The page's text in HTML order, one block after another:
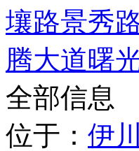
壤路景秀
腾大道曙
全部信息
位于： 伊